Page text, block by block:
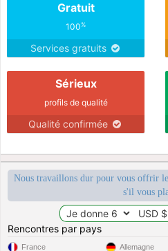
Gratuit
100%
Services gratuits
Sérieux
profils de qualité
Qualité confirmée
Nous travaillons dur pour vous offrir
s'il vous
Rencontres par pays
France Allemagne